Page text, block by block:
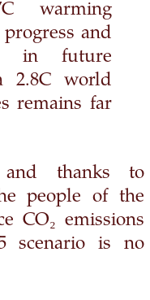
warming
and
in future
2.8C world
remains far
and thanks to
people of the
CO₂ emissions
scenario is no